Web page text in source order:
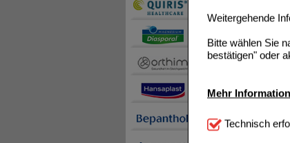
Weitergehende
Bitte wählen Sie
bestätigen" oder
Mehr Information
Technisch
notwendig sind
Technisch